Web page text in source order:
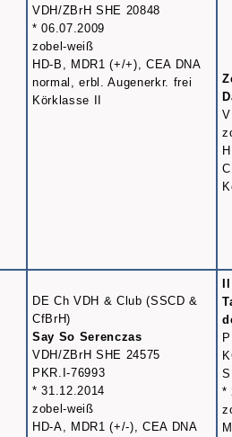
VDH/ZBrH SHE 20848
* 06.07.2009
zobel-weiß
HD-B, MDR1 (+/+), CEA DNA
normal, erbl. Augenerkr. frei
Körklasse II
DE Ch VDH & Club (SSCD &
CfBrH)
Say So Serenczas
VDH/ZBrH SHE 24575
PKR.I-76993
* 31.12.2014
zobel-weiß
HD-A, MDR1 (+/-), CEA DNA
*